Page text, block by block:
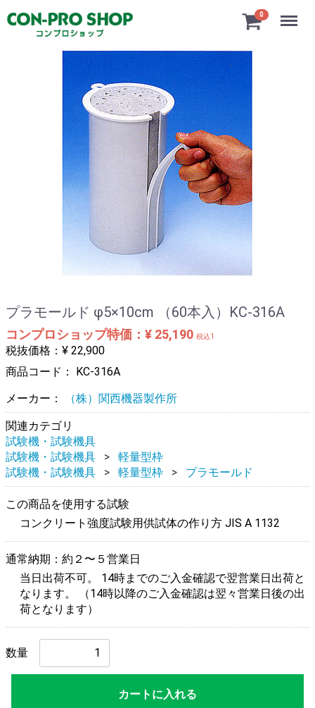
0 Menu
プラモールド φ5×10cm （60本入）KC-316A
コンプロショップ特価：¥ 25,190 税込1
税抜価格：¥ 22,900
商品コード： KC-316A
メーカー：
（株）関西機器製作所
関連カテゴリ
試験機・試験機具
試験機・試験機具
軽量型枠
試験機・試験機具
軽量型枠 プラモールド
この商品を使用する試験
コンクリート強度試験用供試体の作り方 JIS A 1132
通常納期：約２〜５営業日
当日出荷不可。 14時までのご入金確認で翌営業日出荷と
なります。 （14時以降のご入金確認は翌々営業日後の出
荷となります）
数量
カートに入れる